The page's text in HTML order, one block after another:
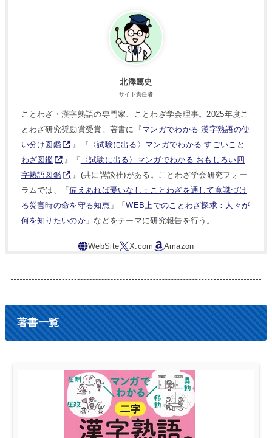
北澤篤史
サイト責任者
ことわざ・漢字熟語の専門家、ことわざ学会理事。2025年度こ
とわざ研究奨励賞受賞。著書に『マンガでわかる 漢字熟語の使
い分け図鑑
』『 〈試験に出る〉マンガでわかる すごいこと
わざ図鑑
』『
〈試験に出る〉マンガでわかる おもしろい四
字熟語図鑑
』(共に講談社)がある。ことわざ学会研究フォー
ラムでは、「備えあれば憂いなし：ことわざを通して意識づけ
る災害時の命を守る知恵」「WEB上でのことわざ探求：人々が
何を知りたいのか」などをテーマに研究報告を行う。
著書一覧